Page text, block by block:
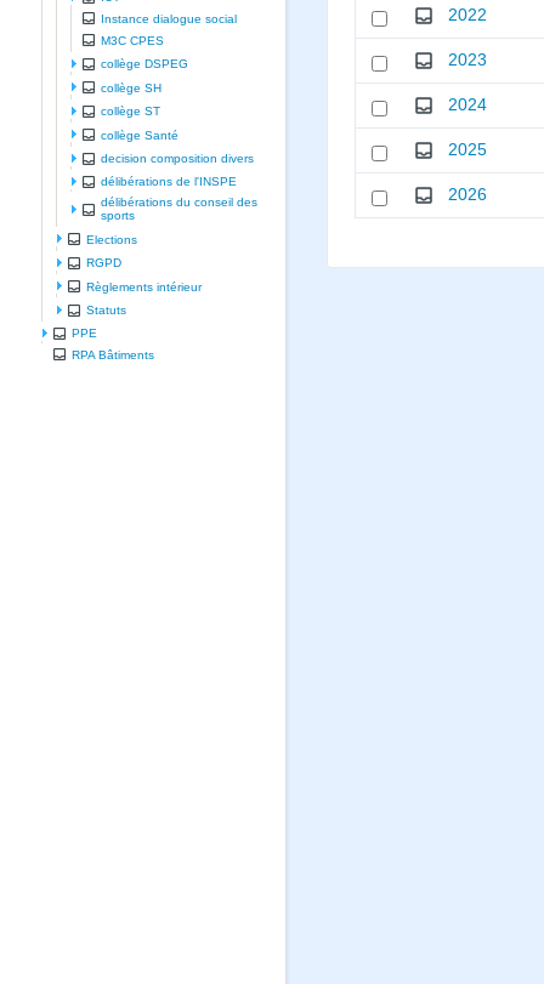
Instance dialogue social
M3C CPES
collège DSPEG
collège SH
collège ST
collège Santé
decision composition divers
délibérations de l'INSPE
délibérations du conseil des
sports
Elections
RGPD
Règlements intérieur
Statuts
PPE
RPA Bâtiments
2022
2023
2024
2025
2026